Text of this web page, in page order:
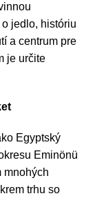
jedlo, históriu
a centrum pre
je určite
Egyptský
Eminönü
mnohých
trhu so